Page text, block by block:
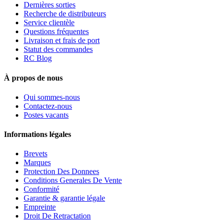
Dernières sorties
Recherche de distributeurs
Service clientèle
Questions fréquentes
Livraison et frais de port
Statut des commandes
RC Blog
À propos de nous
Qui sommes-nous
Contactez-nous
Postes vacants
Informations légales
Brevets
Marques
Protection Des Donnees
Conditions Generales De Vente
Conformité
Garantie & garantie légale
Empreinte
Droit De Retractation